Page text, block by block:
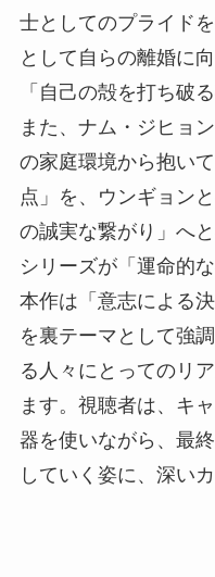
士としてのプライド
として自らの離婚に
「自己の殻を打ち破
また、ナム・ジヒョ
の家庭環境から抱い
点」を、ウンギョン
の誠実な繋がり」へ
シリーズが「運命的
本作は「意志による
を裏テーマとして強
る人々にとってのリ
ます。視聴者は、キ
器を使いながら、最
していく姿に、深い